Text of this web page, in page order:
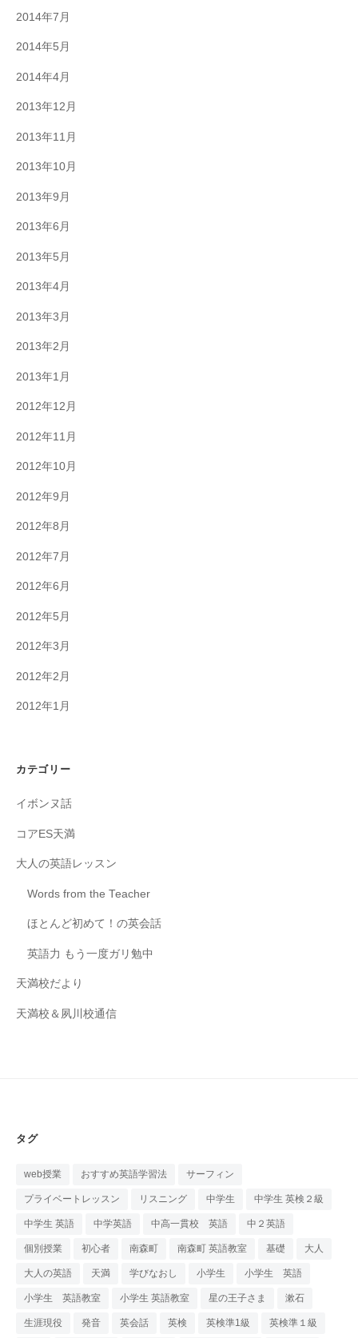
2014年7月
2014年5月
2014年4月
2013年12月
2013年11月
2013年10月
2013年9月
2013年6月
2013年5月
2013年4月
2013年3月
2013年2月
2013年1月
2012年12月
2012年11月
2012年10月
2012年9月
2012年8月
2012年7月
2012年6月
2012年5月
2012年3月
2012年2月
2012年1月
カテゴリー
イボンヌ話
コアES天満
大人の英語レッスン
Words from the Teacher
ほとんど初めて！の英会話
英語力 もう一度ガリ勉中
天満校だより
天満校＆夙川校通信
タグ
web授業 おすすめ英語学習法 サーフィン
プライベートレッスン リスニング 中学生 中学生 英検２級
中学生 英語 中学英語 中高一貫校 英語 中２英語
個別授業 初心者 南森町 南森町 英語教室 基礎 大人
大人の英語 天満 学びなおし 小学生 小学生 英語
小学生 英語教室 小学生 英語教室 星の王子さま 漱石
生涯現役 発音 英会話 英検 英検準1級 英検準１級